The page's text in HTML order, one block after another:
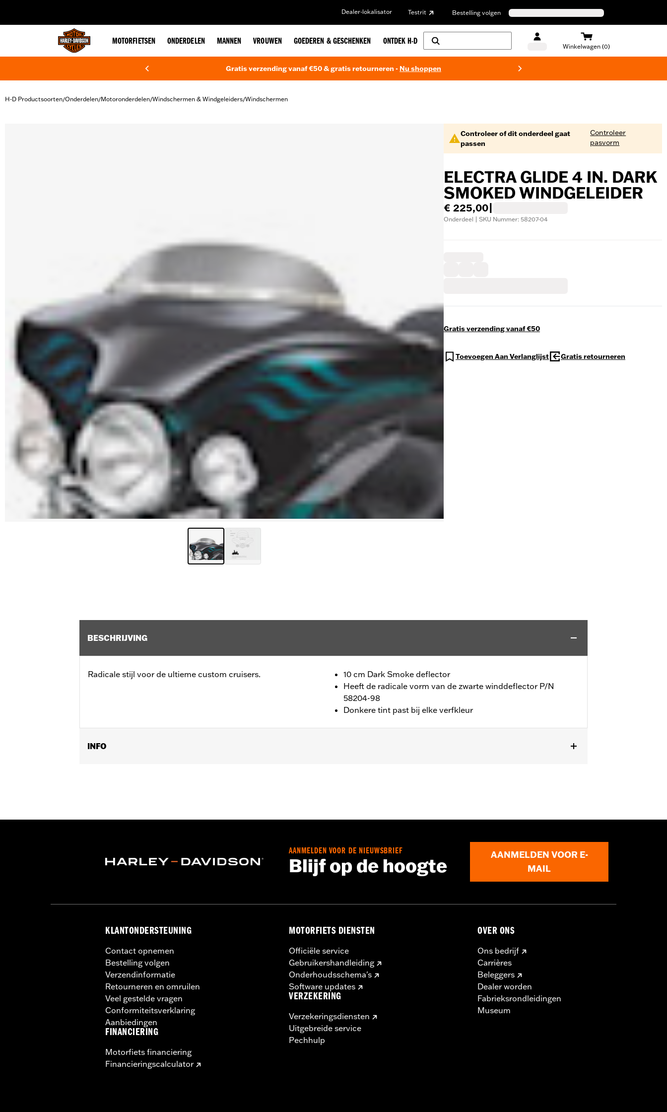
Dealer-lokalisator Testrit Bestelling volgen
MOTORFIETSEN ONDERDELEN MANNEN VROUWEN GOEDEREN & GESCHENKEN ONTDEK H-D
Winkelwagen (0)
Gratis verzending vanaf €50 & gratis retourneren - Nu shoppen
H-D Productsoorten/Onderdelen/Motoronderdelen/Windschermen & Windgeleiders/Windschermen
Controleer of dit onderdeel gaat
passen
Controleer
pasvorm
ELECTRA GLIDE 4 IN. DARK
SMOKED WINDGELEIDER
€ 225,00
Onderdeel | SKU Nummer: 58207-04
Gratis verzending vanaf €50
Toevoegen Aan Verlanglijst Gratis retourneren
BESCHRIJVING
Radicale stijl voor de ultieme custom cruisers.
10 cm Dark Smoke deflector
Heeft de radicale vorm van de zwarte winddeflector P/N
58204-98
Donkere tint past bij elke verfkleur
INFO
In de doos:Windscherm, zonder toebehoren
AANMELDEN VOOR DE NIEUWSBRIEF
Blijf op de hoogte
AANMELDEN VOOR E-
MAIL
KLANTONDERSTEUNING
Contact opnemen
Bestelling volgen
Verzendinformatie
Retourneren en omruilen
Veel gestelde vragen
Conformiteitsverklaring
Aanbiedingen
FINANCIERING
Motorfiets financiering
Financieringscalculator
MOTORFIETS DIENSTEN
Officiële service
Gebruikershandleiding
Onderhoudsschema's
Software updates
VERZEKERING
Verzekeringsdiensten
Uitgebreide service
Pechhulp
OVER ONS
Ons bedrijf
Carrières
Beleggers
Dealer worden
Fabrieksrondleidingen
Museum